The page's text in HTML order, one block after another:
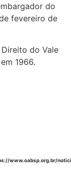
do
fevereiro de
do Vale
1966.
www.oabsp.org.br/